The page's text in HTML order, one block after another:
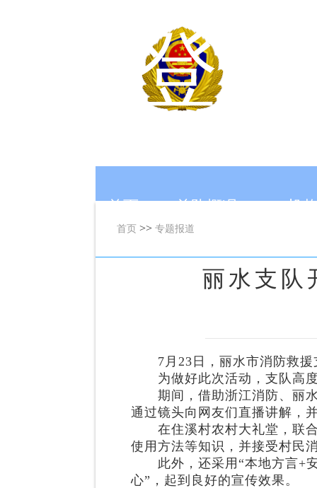
登录
首页 总队概况 机
首页 >> 专题报道
丽水支队
7月23日，丽水市消防救援
为做好此次活动，支队高度
期间，借助浙江消防、丽水
通过镜头向网友们直播讲解，
在住溪村农村大礼堂，联合
使用方法等知识，并接受村民
此外，还采用“本地方言+安
心”，起到良好的宣传效果。